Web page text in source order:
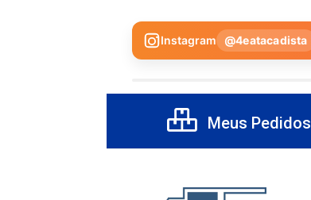
Instagram @4eatacadista
Meus Pedidos